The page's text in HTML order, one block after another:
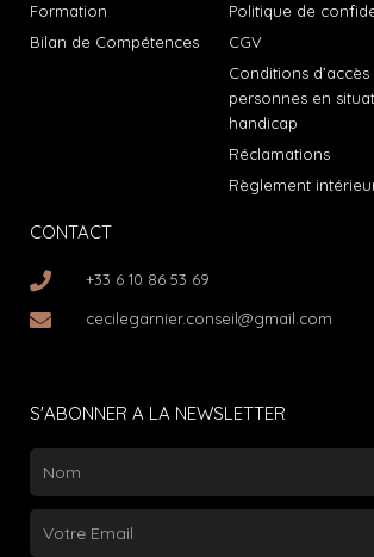
Formation
Bilan de Compétences
Politique de
CGV
Conditions d’accès
personnes en
handicap
Réclamations
Règlement
CONTACT
+33 6 10 86 53 69
cecilegarnier.conseil@gmail.com
S'ABONNER A LA NEWSLETTER